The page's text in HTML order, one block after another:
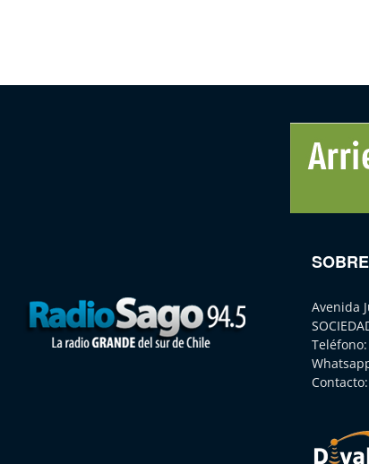
Avenida
Teléfono:
Contacto: